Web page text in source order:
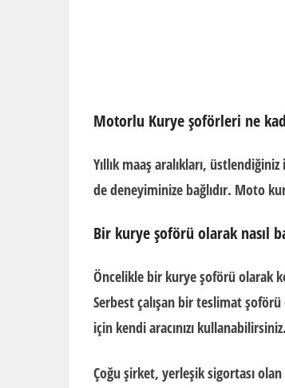
Motorlu Kurye şoförleri ne
Yıllık maaş aralıkları,
de deneyiminize bağlıdır. Moto
Bir kurye şoförü olarak nasıl
Öncelikle bir kurye şoförü olarak
Serbest çalışan bir teslimat
için kendi aracınızı kullanabilirsiniz.
Çoğu şirket, yerleşik sigortası